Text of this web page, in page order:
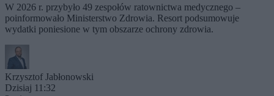
W 2026 r. przybyło 49 zespołów ratownictwa medycznego –
poinformowało Ministerstwo Zdrowia. Resort podsumowuje
wydatki poniesione w tym obszarze ochrony zdrowia.
Krzysztof Jabłonowski
Dzisiaj 11:32